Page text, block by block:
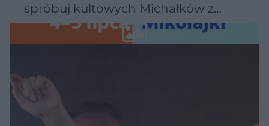
spróbuj kultowych Michałków z
Wawelu